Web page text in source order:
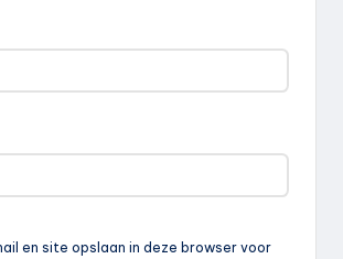
en site opslaan in deze browser voor